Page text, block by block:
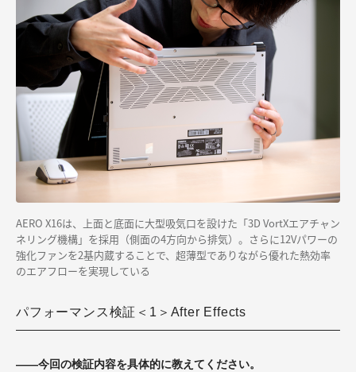
AERO X16は、上面と底面に大型吸気口を設けた「3D VortXエアチャン
ネリング機構」を採用（側面の4方向から排気）。さらに12Vパワーの
強化ファンを2基内蔵することで、超薄型でありながら優れた熱効率
のエアフローを実現している
パフォーマンス検証＜1＞After Effects
——今回の検証内容を具体的に教えてください。